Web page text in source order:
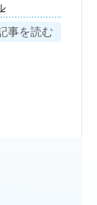
事を読む